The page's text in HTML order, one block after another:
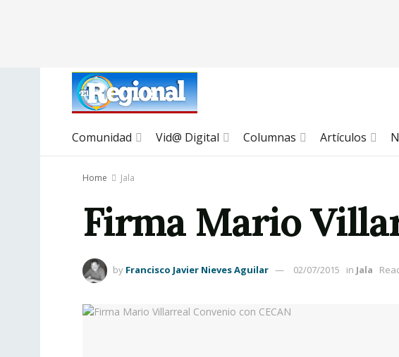
Comunidad Vid@ Digital Columnas Artículos
Home Jala
Firma Mario
by Francisco Javier Nieves Aguilar 02/07/2015 in Jala